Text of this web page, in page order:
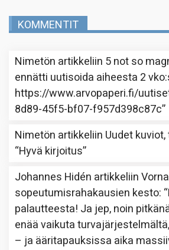
KOMMENTIT
Nimetön artikkeliin 5 not so
ennätti uutisoida aiheesta 2
https://www.arvopaperi.fi/
8d89-45f5-bf07-f957d398c87c”
Nimetön artikkeliin Uudet
“Hyvä kirjoitus”
Johannes Hidén artikkeliin
sopeutumisrahakausien kesto: “
palautteesta! Ja jep, noin
enää vaikuta
– ja ääritapauksissa aika